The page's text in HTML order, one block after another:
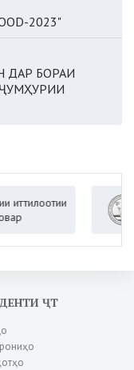
2023"
ДАР БОРАИ
ҶТ